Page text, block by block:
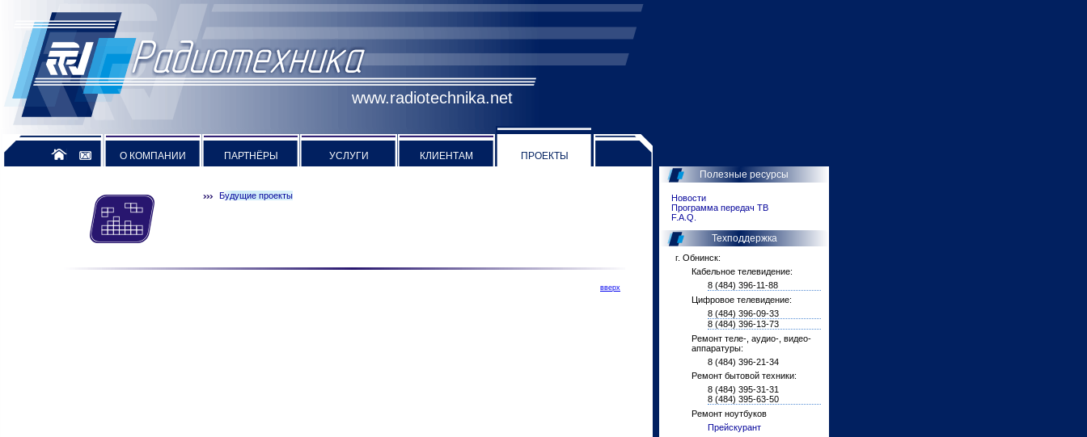
www.radiotechnika.net
О КОМПАНИИ ПАРТНЁРЫ УСЛУГИ КЛИЕНТАМ ПРОЕКТЫ
Будущие проекты
вверх
Полезные ресурсы
Новости
Программа передач ТВ
F.A.Q.
Техподдержка
г. Обнинск:
Кабельное телевидение:
8 (484) 396-11-88
Цифровое телевидение:
8 (484) 396-09-33
8 (484) 396-13-73
Ремонт теле-, аудио-, видео-
аппаратуры:
8 (484) 396-21-34
Ремонт бытовой техники:
8 (484) 395-31-31
8 (484) 395-63-50
Ремонт ноутбуков
Прейскурант